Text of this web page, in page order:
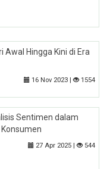
Awal Hingga Kini di Era
16 Nov 2023 | 1554
Sentimen dalam
27 Apr 2025 | 544